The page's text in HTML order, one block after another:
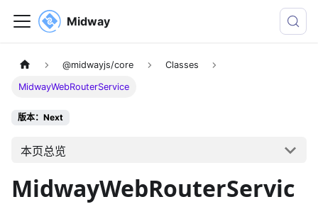
Midway
@midwayjs/core Classes
MidwayWebRouterService
版本：Next
本页总览
MidwayWebRouterServic